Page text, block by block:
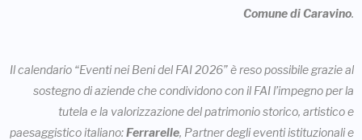
Comune di Caravino.
Il calendario “Eventi nei Beni del FAI 2026” è reso possibile grazie al
sostegno di aziende che condividono con il FAI l’impegno per la
tutela e la valorizzazione del patrimonio storico, artistico e
paesaggistico italiano:Ferrarelle, Partner degli eventi istituzionali e